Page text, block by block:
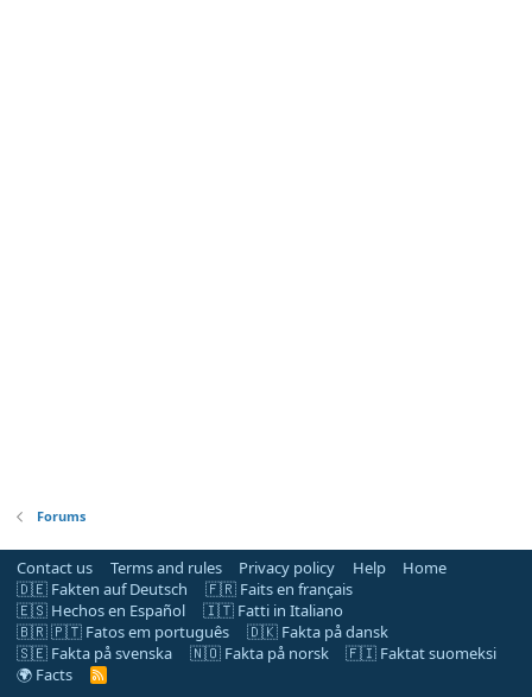
Forums
Contact us Terms and rules Privacy policy Help
Home
🇩🇪 Fakten auf Deutsch
🇫🇷 Faits en français
🇪🇸 Hechos en Español
🇮🇹 Fatti in Italiano
🇧🇷 🇵🇹 Fatos em português
🇩🇰 Fakta på dansk
🇸🇪 Fakta på svenska
🇳🇴 Fakta på norsk
🇫🇮 Faktat suomeksi
🌍 Facts
R